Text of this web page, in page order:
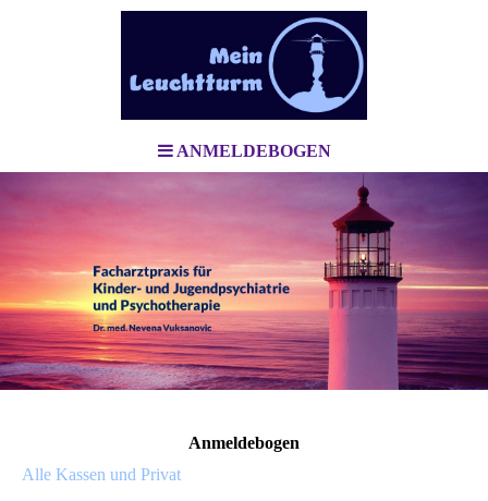
ANMELDEBOGEN
Anmeldebogen
Alle Kassen und Privat